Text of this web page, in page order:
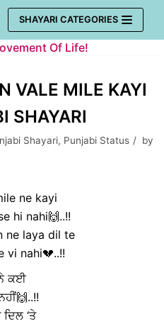
SHAYARI CATEGORIES
Of Life!
VALE MILE KAYI
SHAYARI
Shayari, Punjabi Status
by
ne kayi
hi nahi🙌..!!
ne laya dil te
vi nahi💔..!!
ਨੇ ਕਈ
‘ਤੇ